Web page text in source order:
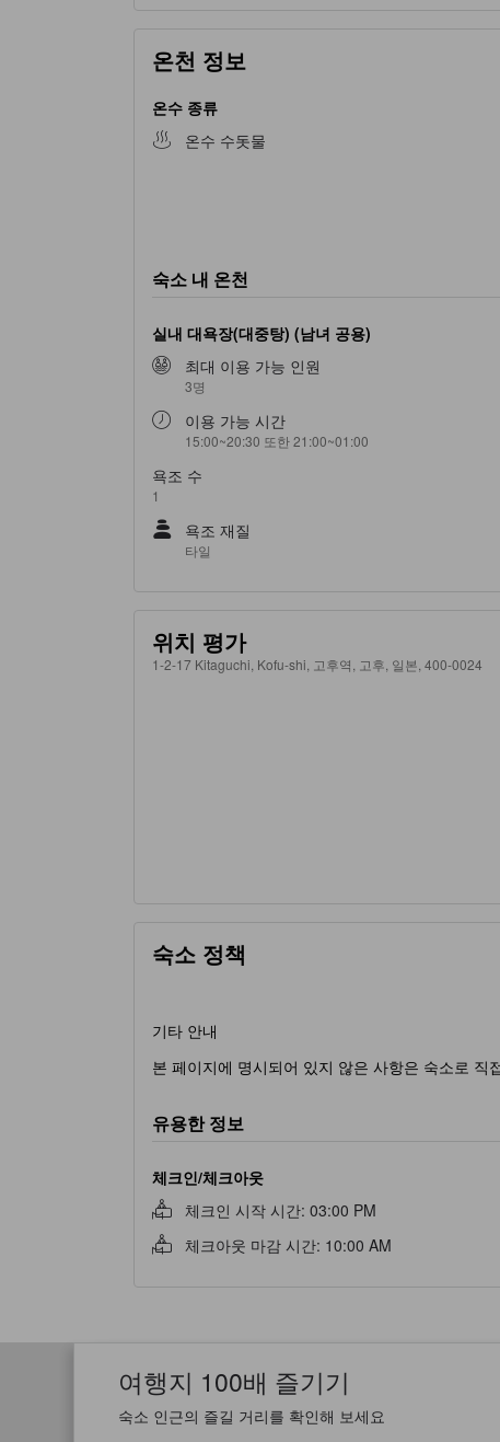
온천 정보
온수 종류
온수 수돗물
숙소 내 온천
실내 대욕장(대중탕) (남녀 공용)
최대 이용 가능 인원
3명
이용 가능 시간
15:00~20:30 또한 21:00~01:00
욕조 수
1
욕조 재질
타일
위치 평가
1-2-17 Kitaguchi, Kofu-shi, 고후역, 고후, 일본, 400-0024
숙소 정책
기타 안내
본 페이지에 명시되어 있지 않은 사항은 숙소로 직
유용한 정보
체크인/체크아웃
체크인 시작 시간: 03:00 PM
체크아웃 마감 시간: 10:00 AM
여행지 100배 즐기기
숙소 인근의 즐길 거리를 확인해 보세요